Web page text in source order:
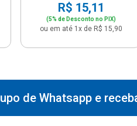
R$ 15,11
(5% de Desconto no PIX)
ou em até 1x de R$ 15,90
de Whatsapp e